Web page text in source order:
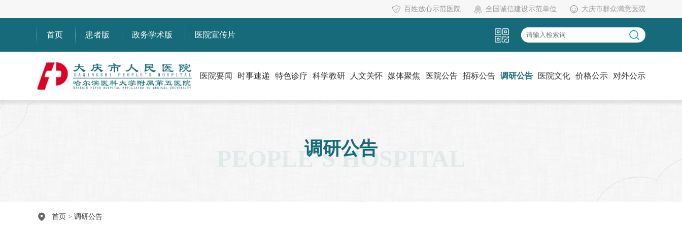
百姓放心示范医院 全国诚信建设示范单位 大庆市群众满意医院
首页 患者版 政务学术版 医院宣传片
医院要闻 时事速递 特色诊疗 科学教研 人文关怀 媒体聚焦 医院公告 招标公告 调研公告 医院文化 价格公示 对外公示
调研公告
PEOPLE’S HOSPITAL
首页 > 调研公告